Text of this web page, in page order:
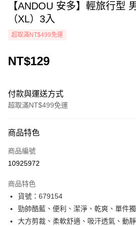
【ANDOU 安多】輕旅行型
（XL）3入
超取滿NT$499免運
NT$129
付款與運送方式
超取滿NT$499免運
icash Pay
信用卡一次付款
LINE Pay
Apple Pay
商品特色
商品編號
10925972
商品特色
貨號：679154
勁帥酷藍、便利、潔淨、乾爽、單件
大方剪裁、柔軟舒適、吸汗透氣、動